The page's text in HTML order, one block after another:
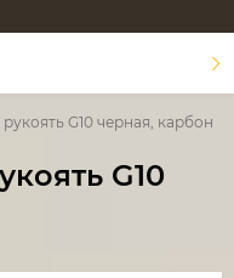
G10 черная, карбон
G10